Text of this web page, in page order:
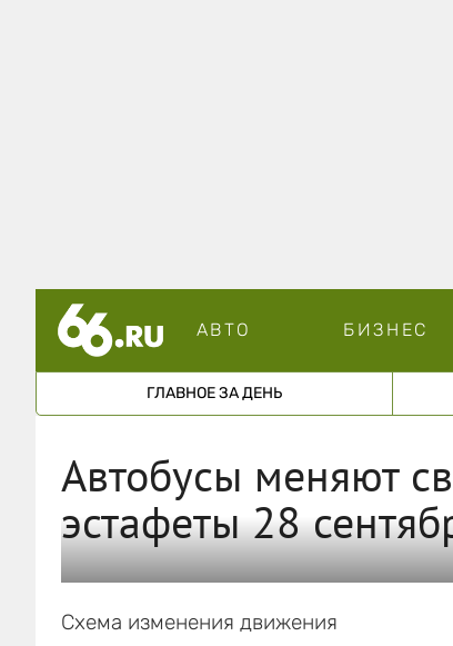
АВТО БИЗНЕС
ГЛАВНОЕ ЗА ДЕНЬ
Автобусы меняют
эстафеты 28
Схема изменения движения